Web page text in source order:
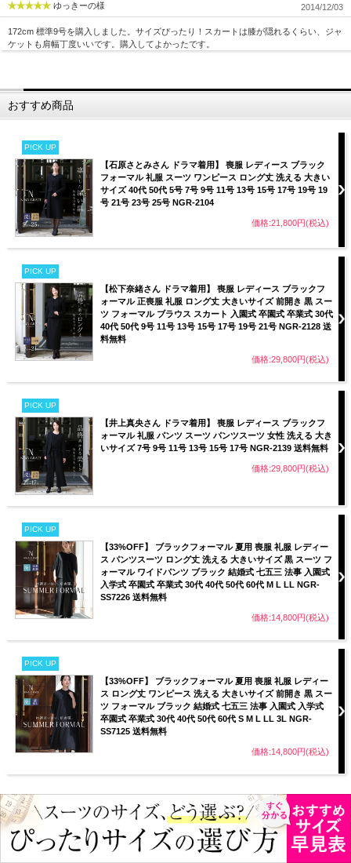
ゆっきーの様 2014/12/03
172cm 標準9号を購入しました。サイズぴったり！スカートは膝が隠れるくらい、ジャ
ケットも肩幅丁度いいです。購入してよかったです。
おすすめ商品
PICK UP
【石原さとみさん ドラマ着用】 喪服 レディース ブラック
フォーマル 礼服 スーツ ワンピース ロング丈 洗える 大きい
サイズ 40代 50代 5号 7号 9号 11号 13号 15号 17号 19号 19
号 21号 23号 25号 NGR-2104
価格:21,800円(税込)
PICK UP
【松下奈緒さん ドラマ着用】 喪服 レディース ブラックフ
ォーマル 正喪服 礼服 ロング丈 大きいサイズ 前開き 黒 スー
ツ フォーマル ブラウス スカート 入園式 卒園式 卒業式 30代
40代 50代 9号 11号 13号 15号 17号 19号 21号 NGR-2128 送
料無料
価格:29,800円(税込)
PICK UP
【井上真央さん ドラマ着用】 喪服 レディース ブラックフ
ォーマル 礼服 パンツ スーツ パンツスーツ 女性 洗える 大き
いサイズ 7号 9号 11号 13号 15号 17号 NGR-2139 送料無料
価格:29,800円(税込)
PICK UP
【33%OFF】 ブラックフォーマル 夏用 喪服 礼服 レディー
ス パンツスーツ ロング丈 洗える 大きいサイズ 黒 スーツ フ
ォーマル ワイドパンツ ブラック 結婚式 七五三 法事 入園式
入学式 卒園式 卒業式 30代 40代 50代 60代 M L LL NGR-
SS7226 送料無料
価格:14,800円(税込)
PICK UP
【33%OFF】 ブラックフォーマル 夏用 喪服 礼服 レディー
ス ロング丈 ワンピース 洗える 大きいサイズ 前開き 黒 スー
ツ フォーマル ブラック 結婚式 七五三 法事 入園式 入学式
卒園式 卒業式 30代 40代 50代 60代 S M L LL 3L NGR-
SS7125 送料無料
価格:14,800円(税込)